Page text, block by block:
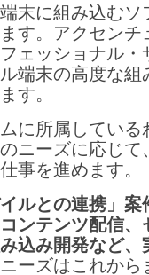
末に組み込むソ
す。アクセンチ
ェッショナル・
端末の高度な組
す。
に所属している
ニーズに応じて
事を進めます。
ルとの連携」案
ンテンツ配信、
込み開発など、
ーズはこれから